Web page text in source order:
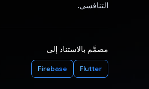
التنافسي.
مصمَّم بالاستناد إلى
Flutter
Firebase